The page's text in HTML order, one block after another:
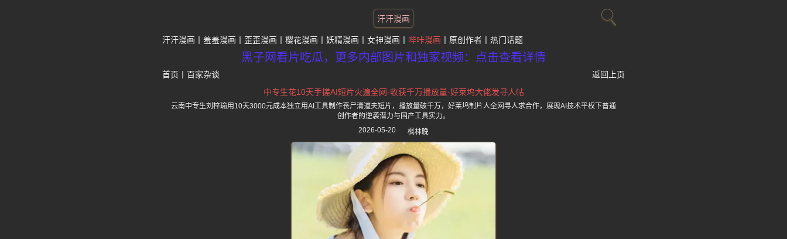
汗汗漫画
汗汗漫画 羞羞漫画 歪歪漫画 樱花漫画 妖精漫画 女神漫画 哔咔漫画 原创作者 热门话题
黑子网看片吃瓜，更多内部图片和独家视频：点击查看详情
首页 百家杂谈
返回上页
中专生花10天手搓AI短片火遍全网-收获千万播放量-好莱坞大佬发寻人帖
云南中专生刘梓瑜用10天3000元成本独立用AI工具制作丧尸清道夫短片，播放量破千万，好莱坞制片人全网寻人求合作，展现AI技术平权下普通
创作者的逆袭潜力与国产工具实力。
2026-05-20
枫林晚